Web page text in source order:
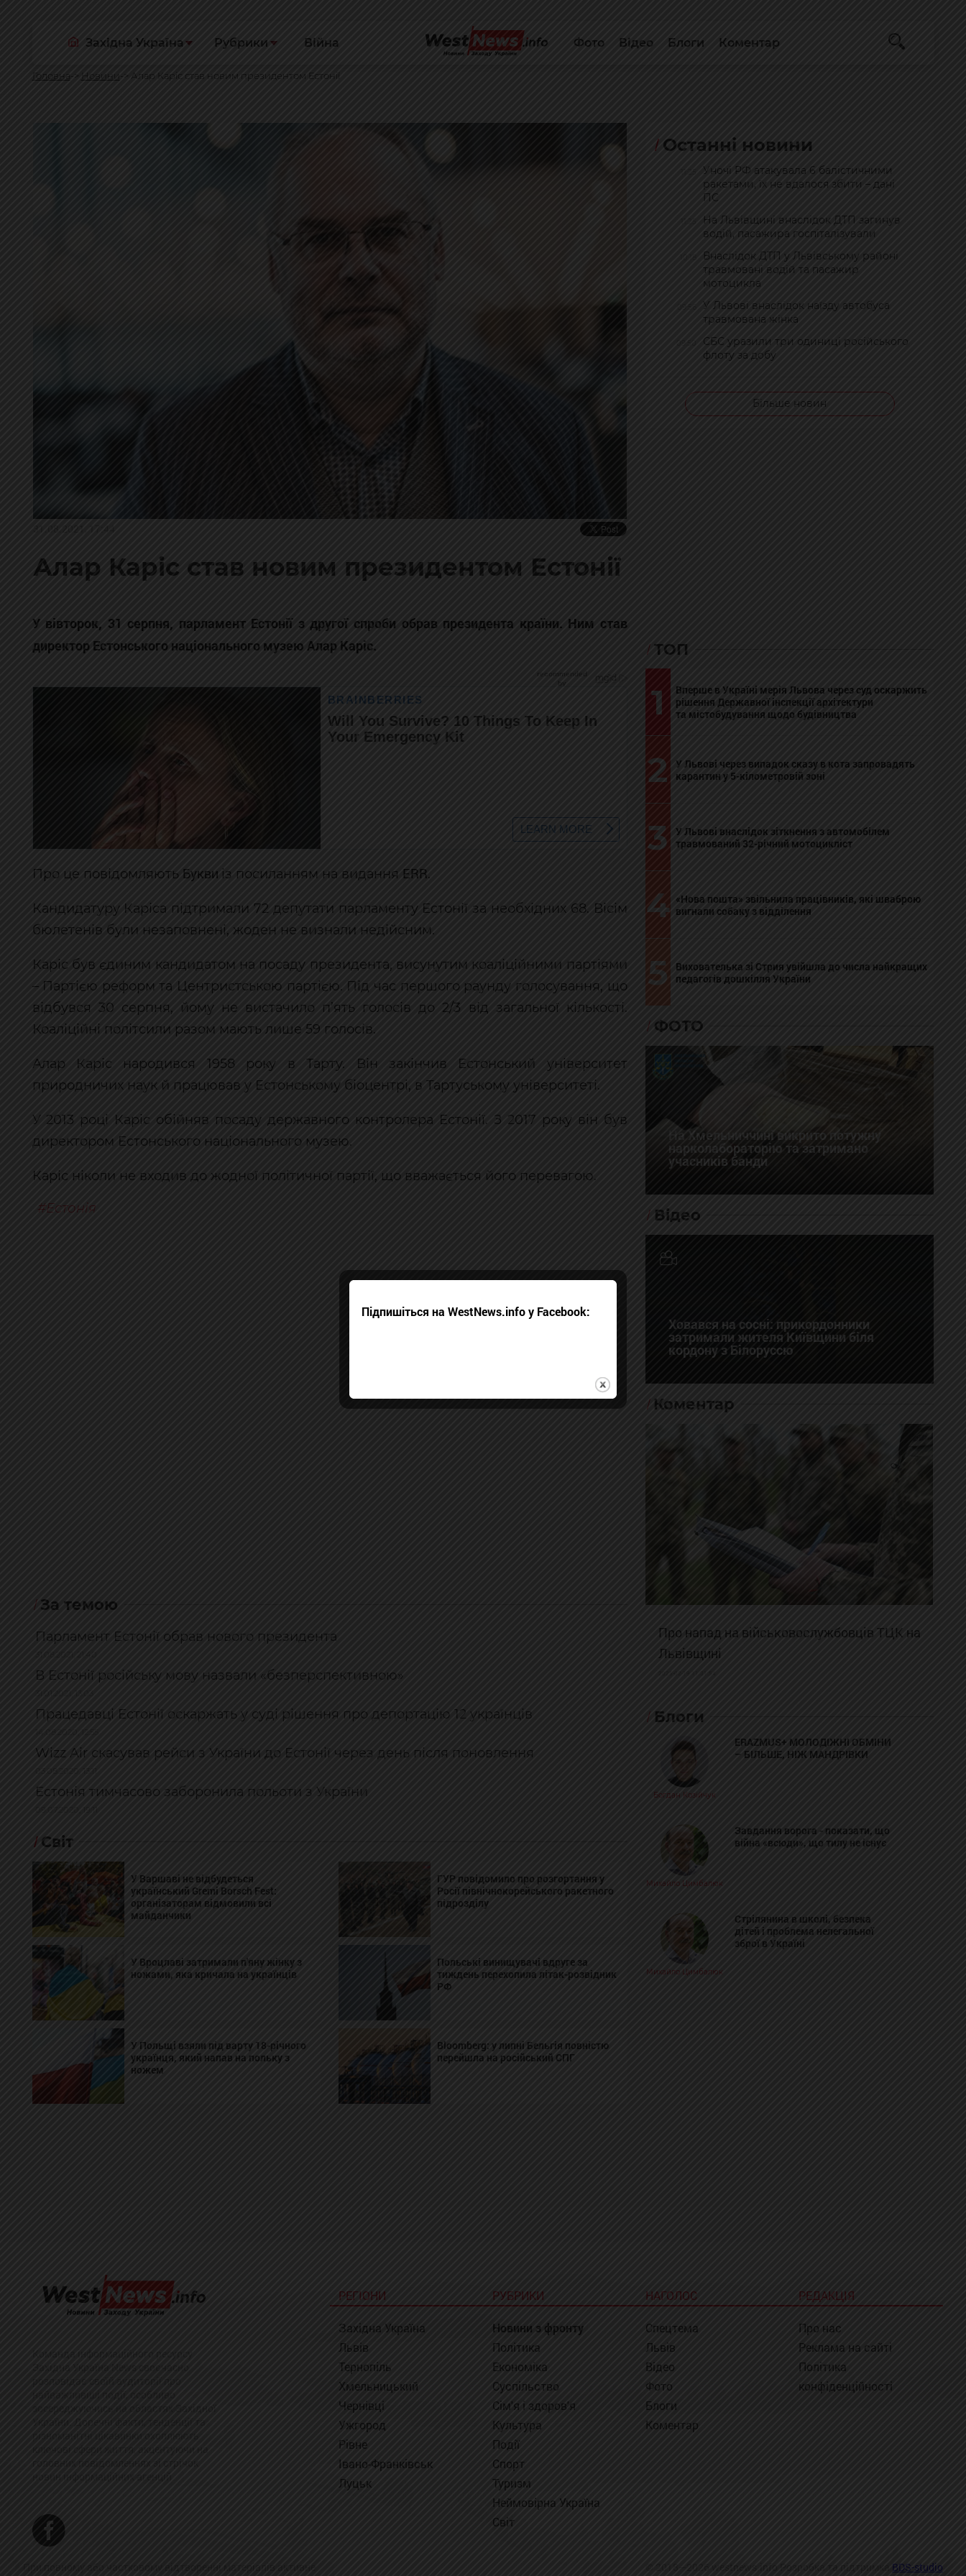
Західна Україна Рубрики Війна Фото Відео Блоги Коментар
Головна Новини Алар Каріс став новим президентом Естонії
Алар Каріс став новим президентом Естонії
У вівторок, 31 серпня, парламент Естонії з другої спроби обрав президента країни. Ним став
директор Естонського національного музею Алар Каріс.
Про це повідомляють Букви із посиланням на видання ERR.
Кандидатуру Каріса підтримали 72 депутати парламенту Естонії за необхідних 68. Вісім
бюлетенів були незаповнені, жоден не визнали недійсним.
Каріс був єдиним кандидатом на посаду президента, висунутим коаліційними партіями
– Партією реформ та Центристською партією. Під час першого раунду голосування, що
відбувся 30 серпня, йому не вистачило п’ять голосів до 2/3 від загальної кількості.
Коаліційні політсили разом мають лише 59 голосів.
Алар Каріс народився 1958 року в Тарту. Він закінчив Естонський університет
природничих наук й працював у Естонському біоцентрі, в Тартуському університеті.
У 2013 році Каріс обійняв посаду державного контролера Естонії. З 2017 року він був
директором Естонського національного музею.
Каріс ніколи не входив до жодної політичної партії, що вважається його перевагою.
Естонія
За темою
Парламент Естонії обрав нового президента
В Естонії російську мову назвали «безперспективною»
Працедавці Естонії оскаржать у суді рішення про депортацію 12 українців
Wizz Air скасував рейси з України до Естонії через день після поновлення
Естонія тимчасово заборонила польоти з України
Світ
У Варшаві не відбудеться
український Gremi Borsch Fest:
організаторам відмовили всі
майданчики
ГУР повідомило про розгортання у
Росії північнокорейського ракетного
підрозділу
У Вроцлаві затримали п'яну жінку з
ножами, яка кричала на українців
Польські винищувачі вдруге за
тиждень перехопила літак-розвідник
РФ
У Польщі взяли під варту 18-річного
українця, який напав на польку з
ножем
Bloomberg: у липні Бельгія повністю
перейшла на російський СПГ
Останні новини
Уночі РФ атакувала 6 балістичними
ракетами, їх не вдалося збити – дані
ПС
На Львівщині внаслідок ДТП загинув
водій, пасажира госпіталізували
Внаслідок ДТП у Львівському районі
травмовані водій та пасажир
мотоцикла
У Львові внаслідок наїзду автобуса
травмована жінка
СБС уразили три одиниці російського
флоту за добу
Більше новин
ТОП
1
Вперше в Україні мерія Львова через суд оскаржить
рішення Державної інспекції архітектури
та містобудування щодо будівництва
2
У Львові через випадок сказу в кота запровадять
карантин у 5-кілометровій зоні
3
У Львові внаслідок зіткнення з автомобілем
травмований 32-річний мотоцикліст
4 «Нова пошта» звільнила працівників, які шваброю
вигнали собаку з відділення
5
Вихователька зі Стрия увійшла до числа найкращих
педагогів дошкілля України
ФОТО
На Хмельниччині викрито потужну
нарколабораторію та затримано
учасників банди
Відео
Ховався на сосні: прикордонники
затримали жителя Київщини біля
кордону з Білоруссю
Коментар
Про напад на військовослужбовців ТЦК на
Львівщині
Блоги
Богдан Козійчук
ERAZMUS+ МОЛОДІЖНІ ОБМІНИ
– БІЛЬШЕ, НІЖ МАНДРІВКИ
Михайло Цимбалюк
Завдання ворога - показати, що
війна «всюди», що тилу не існує
Михайло Цимбалюк
Стрілянина в школі, безпека
дітей і проблема нелегальної
зброї в Україні
РЕГІОНИ
Західна Україна
Львів
Тернопіль
Хмельницький
Чернівці
Ужгород
Рівне
Івано-Франківськ
Луцьк
РУБРИКИ
Новини з фронту
Політика
Економіка
Суспільство
Сім'я і здоров'я
Культура
Події
Спорт
Туризм
Неймовірна Україна
Світ
НАГОЛОС
Спецтема
Львів
Відео
Фото
Блоги
Коментар
РЕДАКЦІЯ
Про нас
Реклама на сайті
Політика
конфіденційності
BDS-studio
Підпишіться на WestNews.info у Facebook: